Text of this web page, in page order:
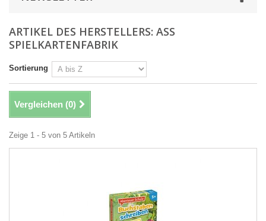
ARTIKEL DES HERSTELLERS: ASS
SPIELKARTENFABRIK
Sortierung
Vergleichen (0)
Zeige 1 - 5 von 5 Artikeln